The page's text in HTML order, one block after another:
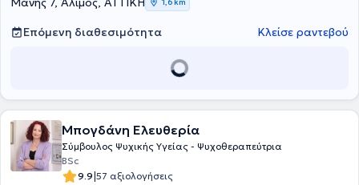
Επόμενη διαθεσιμότητα Κλείσε ραντεβού
Μπογδάνη Ελευθερία
Σύμβουλος Ψυχικής Υγείας - Ψυχοθεραπεύτρια
BSc
9.9|57 αξιολογήσεις